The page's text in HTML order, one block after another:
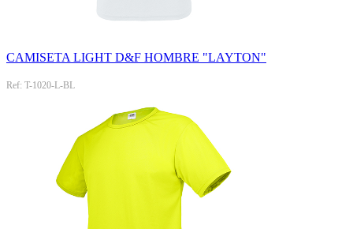
CAMISETA LIGHT D&F HOMBRE "LAYTON"
Ref: T-1020-L-BL